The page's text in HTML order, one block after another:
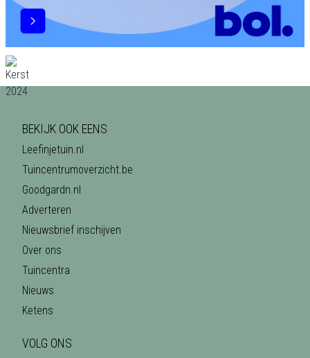
BEKIJK OOK EENS
Leefinjetuin.nl
Tuincentrumoverzicht.be
Goodgardn.nl
Adverteren
Nieuwsbrief inschijven
Over ons
Tuincentra
Nieuws
Ketens
VOLG ONS